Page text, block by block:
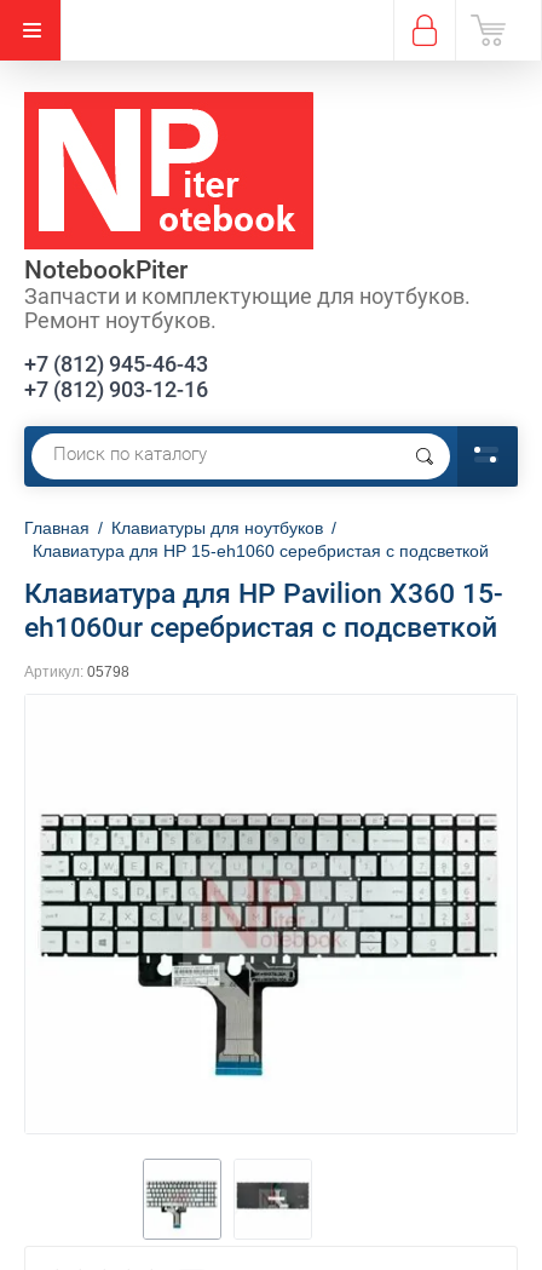
NotebookPiter
Запчасти и комплектующие для ноутбуков.
Ремонт ноутбуков.
+7 (812) 945-46-43
+7 (812) 903-12-16
Главная / Клавиатуры для ноутбуков /
Клавиатура для HP 15-eh1060 серебристая с подсветкой
Клавиатура для HP Pavilion X360 15-
eh1060ur серебристая с подсветкой
Артикул: 05798